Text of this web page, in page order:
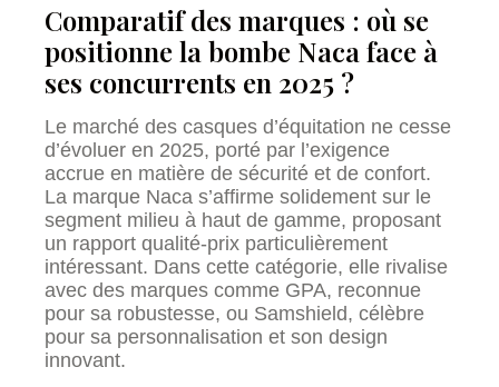
Comparatif des marques : où se
positionne la bombe Naca face à
ses concurrents en 2025 ?
Le marché des casques d’équitation ne cesse
d’évoluer en 2025, porté par l’exigence
accrue en matière de sécurité et de confort.
La marque Naca s’affirme solidement sur le
segment milieu à haut de gamme, proposant
un rapport qualité-prix particulièrement
intéressant. Dans cette catégorie, elle rivalise
avec des marques comme GPA, reconnue
pour sa robustesse, ou Samshield, célèbre
pour sa personnalisation et son design
innovant.